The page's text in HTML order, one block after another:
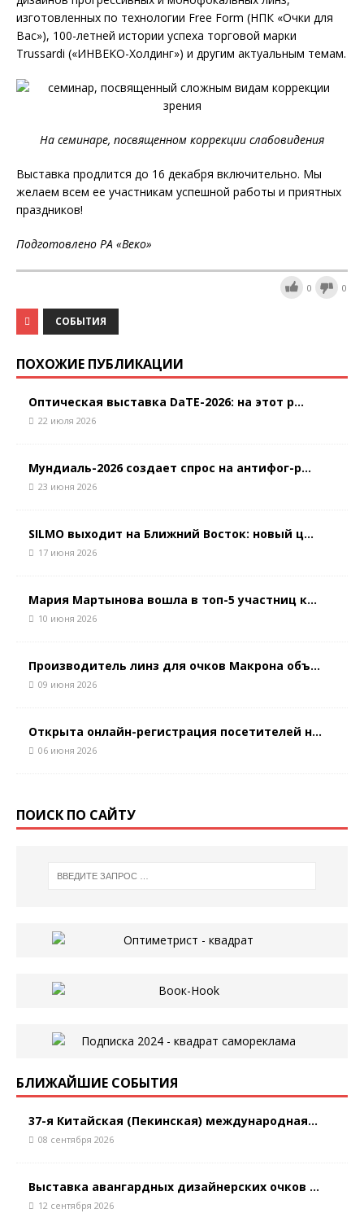
изготовленных по технологии Free Form (НПК «Очки для
Вас»), 100-летней истории успеха торговой марки
Trussardi («ИНВЕКО-Холдинг») и другим актуальным темам.
На семинаре, посвященном коррекции слабовидения
Выставка продлится до 16 декабря включительно. Мы
желаем всем ее участникам успешной работы и приятных
праздников!
Подготовлено РА «Веко»
0 0
СОБЫТИЯ
ПОХОЖИЕ ПУБЛИКАЦИИ
Оптическая выставка DaTE-2026: на этот р...
22 июля 2026
Мундиаль-2026 создает спрос на антифог-р...
23 июня 2026
SILMO выходит на Ближний Восток: новый ц...
17 июня 2026
Мария Мартынова вошла в топ-5 участниц к...
10 июня 2026
Производитель линз для очков Макрона объ...
09 июня 2026
Открыта онлайн-регистрация посетителей н...
06 июня 2026
ПОИСК ПО САЙТУ
БЛИЖАЙШИЕ СОБЫТИЯ
37-я Китайская (Пекинская) международная...
08 сентября 2026
Выставка авангардных дизайнерских очков ...
12 сентября 2026